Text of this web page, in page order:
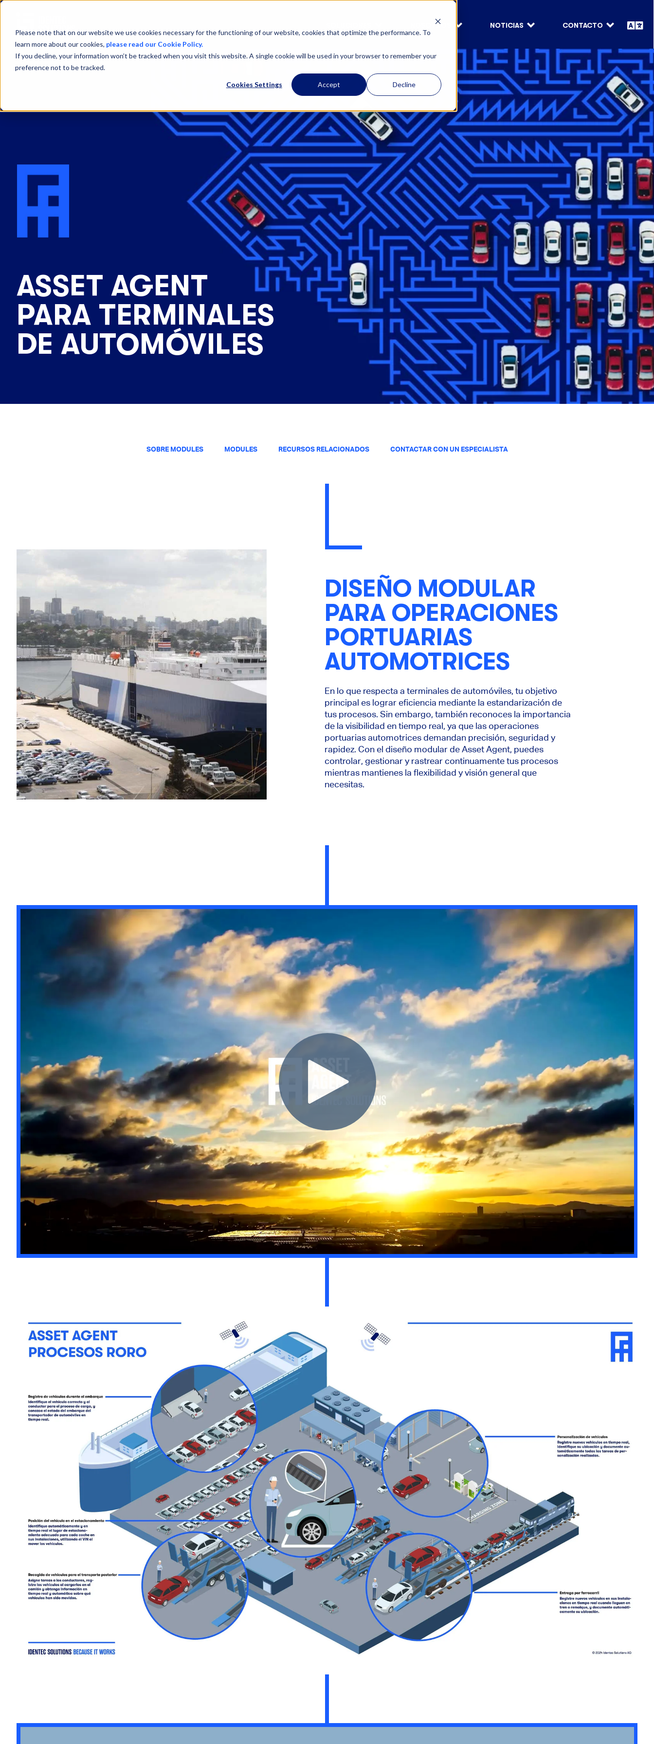
Please note that on our website we use cookies necessary for the functioning of our website, cookies that optimize the performance. To
learn more about our cookies, please read our Cookie Policy.
If you decline, your information won’t be tracked when you visit this website. A single cookie will be used in your browser to remember your
preference not to be tracked.
Cookies Settings Accept Decline
NOSOTROS NOTICIAS CONTACTO
ASSET AGENT
PARA TERMINALES
DE AUTOMÓVILES
SOBRE MODULES MODULES RECURSOS RELACIONADOS CONTACTAR CON UN ESPECIALISTA
DISEÑO MODULAR
PARA OPERACIONES
PORTUARIAS
AUTOMOTRICES
En lo que respecta a terminales de automóviles, tu objetivo
principal es lograr eficiencia mediante la estandarización de
tus procesos. Sin embargo, también reconoces la importancia
de la visibilidad en tiempo real, ya que las operaciones
portuarias automotrices demandan precisión, seguridad y
rapidez. Con el diseño modular de Asset Agent, puedes
controlar, gestionar y rastrear continuamente tus procesos
mientras mantienes la flexibilidad y visión general que
necesitas.